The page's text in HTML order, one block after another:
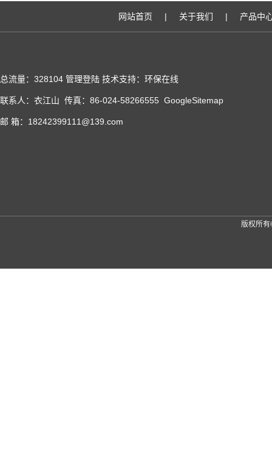
网站首页 | 关于我们 | 产品中
总流量：328104 管理登陆 技术支持： 环保在线
联系人：衣江山 传真：86-024-58266555 GoogleSitemap
邮 箱：18242399111@139.com
版权所